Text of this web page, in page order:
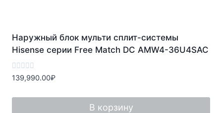
Наружный блок мульти сплит-системы
Hisense серии Free Match DC AMW4-36U4SAC
Оценка
0
5
139,990.00₽
В корзину